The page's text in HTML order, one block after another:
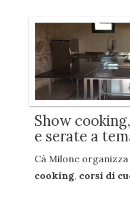
Show
e serate a
Cà Milone
cooking, corsi di